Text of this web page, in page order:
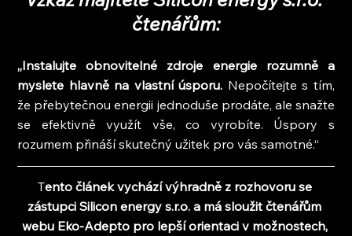
čtenářům:
„Instalujte obnovitelné zdroje energie rozumně a
myslete hlavně na vlastní úsporu. Nepočítejte s tím,
že přebytečnou energii jednoduše prodáte, ale snažte
se efektivně využít vše, co vyrobíte. Úspory s
rozumem přináší skutečný užitek pro vás samotné.“
Tento článek vychází výhradně z rozhovoru se
zástupci Silicon energy s.r.o. a má sloužit čtenářům
webu Eko-Adepto pro lepší orientaci v možnostech,